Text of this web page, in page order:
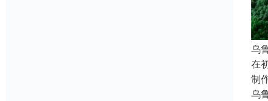
乌
在
制
乌